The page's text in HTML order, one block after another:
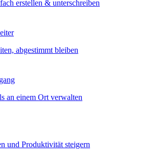
erstellen & unterschreiben
abgestimmt bleiben
an einem Ort verwalten
und Produktivität steigern